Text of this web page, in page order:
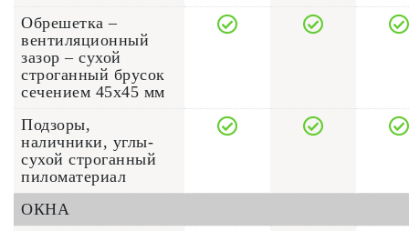
Обрешетка –
вентиляционный
зазор – сухой
строганный брусок
сечением 45x45 мм
Подзоры,
наличники, углы-
сухой строганный
пиломатериал
ОКНА